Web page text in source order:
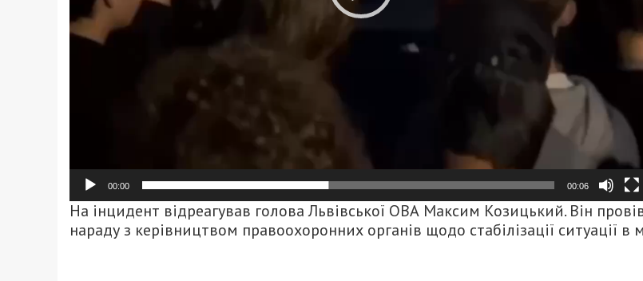
00:00 00:06
На інцидент відреагував голова Львівської ОВА Максим Козицький. Він
нараду з керівництвом правоохоронних органів щодо стабілізації ситуації в